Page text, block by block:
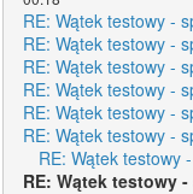
RE: Wątek testowy -
RE: Wątek testowy -
RE: Wątek testowy -
RE: Wątek testowy -
RE: Wątek testowy -
RE: Wątek testowy -
RE: Wątek testowy
RE: Wątek testowy